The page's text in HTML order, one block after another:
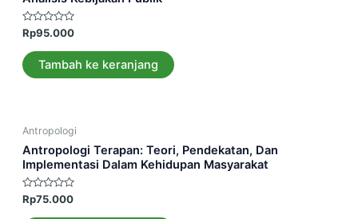
Dinilai
0
dari
5
Rp95.000
Tambah ke keranjang
Antropologi
Antropologi Terapan: Teori, Pendekatan, Dan
Implementasi Dalam Kehidupan Masyarakat
Dinilai
0
dari
Rp75.000